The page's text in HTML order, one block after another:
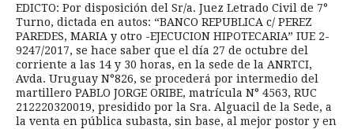
EDICTO: Por disposición del Sr/a. Juez Letrado Civil de 7°
Turno, dictada en autos: “BANCO REPUBLICA c/ PEREZ
PAREDES, MARIA y otro -EJECUCION HIPOTECARIA” IUE 2-
9247/2017, se hace saber que el día 27 de octubre del
corriente a las 14 y 30 horas, en la sede de la ANRTCI,
Avda. Uruguay N°826, se procederá por intermedio del
martillero PABLO JORGE ORIBE, matrícula N° 4563, RUC
212220320019, presidido por la Sra. Alguacil de la Sede, a
la venta en pública subasta, sin base, al mejor postor y en